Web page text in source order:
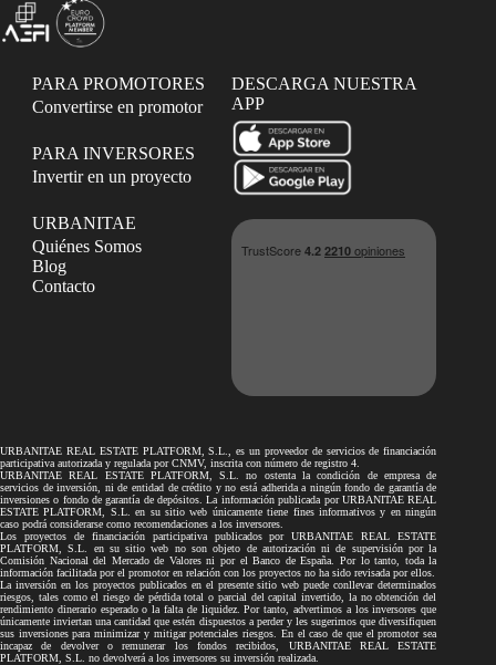
PARA PROMOTORES
Convertirse en promotor
PARA INVERSORES
Invertir en un proyecto
URBANITAE
Quiénes Somos
Blog
Contacto
DESCARGA NUESTRA
APP
URBANITAE REAL ESTATE PLATFORM, S.L., es un proveedor de servicios de financiación
participativa autorizada y regulada por CNMV, inscrita con número de registro 4.
URBANITAE REAL ESTATE PLATFORM, S.L. no ostenta la condición de empresa de
servicios de inversión, ni de entidad de crédito y no está adherida a ningún fondo de garantía de
inversiones o fondo de garantía de depósitos. La información publicada por URBANITAE REAL
ESTATE PLATFORM, S.L. en su sitio web únicamente tiene fines informativos y en ningún
caso podrá considerarse como recomendaciones a los inversores.
Los proyectos de financiación participativa publicados por URBANITAE REAL ESTATE
PLATFORM, S.L. en su sitio web no son objeto de autorización ni de supervisión por la
Comisión Nacional del Mercado de Valores ni por el Banco de España. Por lo tanto, toda la
información facilitada por el promotor en relación con los proyectos no ha sido revisada por ellos.
La inversión en los proyectos publicados en el presente sitio web puede conllevar determinados
riesgos, tales como el riesgo de pérdida total o parcial del capital invertido, la no obtención del
rendimiento dinerario esperado o la falta de liquidez. Por tanto, advertimos a los inversores que
únicamente inviertan una cantidad que estén dispuestos a perder y les sugerimos que diversifiquen
sus inversiones para minimizar y mitigar potenciales riesgos. En el caso de que el promotor sea
incapaz de devolver o remunerar los fondos recibidos, URBANITAE REAL ESTATE
PLATFORM, S.L. no devolverá a los inversores su inversión realizada.